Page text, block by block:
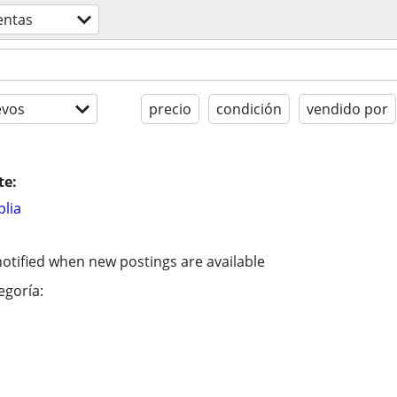
precio condición vendido por
when new postings are available